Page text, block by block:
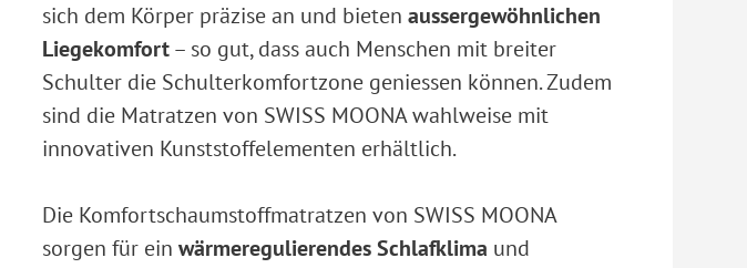
sich dem Körper präzise an und bietenaussergewöhnlichen
Liegekomfort– so gut, dass auch Menschen mit breiter
Schulter die Schulterkomfortzone geniessen können. Zudem
sind die Matratzen von SWISS MOONA wahlweise mit
innovativen Kunststoffelementen erhältlich.
Die Komfortschaumstoffmatratzen von SWISS MOONA
sorgen für einwärmeregulierendes Schlafklima und